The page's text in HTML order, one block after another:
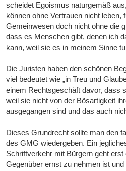
scheidet Egoismus naturgemäß
können ohne Vertrauen nicht leben,
Gemeinwesen doch nicht ohne die
dass es Menschen gibt, denen ich
kann, weil sie es in meinem Sinne
Die Juristen haben den schönen
viel bedeutet wie „in Treu und
einem Rechtsgeschäft davor, dass
weil sie nicht von der Bösartigkeit
ausgegangen sind und das auch
Dieses Grundrecht sollte man den
des GMG wiedergeben. Ein
Schriftverkehr mit Bürgern geht
Gegenüber ernst zu nehmen ist